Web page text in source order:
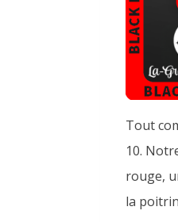
Tout
10.
rouge,
la